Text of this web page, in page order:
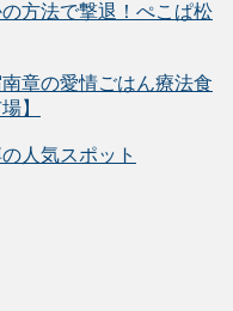
方法で撃退！ぺこぱ松
章の愛情ごはん療法食
】
人気スポット